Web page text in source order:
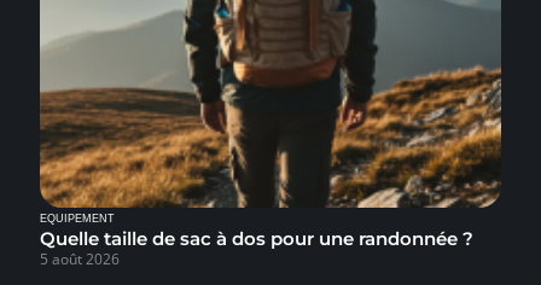
EQUIPEMENT
Quelle taille de sac à dos pour une randonnée ?
5 août 2026